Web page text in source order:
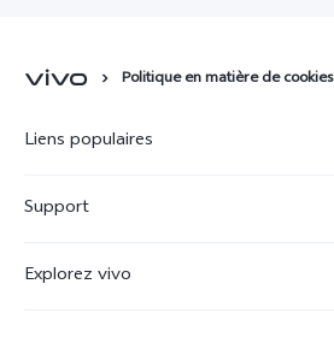
Politique en matière de cookies
Liens populaires
V23 5G
Support
Explorez vivo